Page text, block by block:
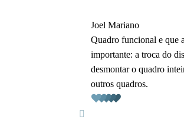
Joel Mariano
Quadro funcional e que
importante: a troca do
desmontar o quadro
outros quadros.